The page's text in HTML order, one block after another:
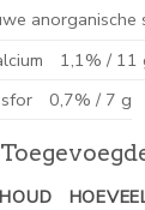
anorganische
1,1% / 11
0,7% / 7 g